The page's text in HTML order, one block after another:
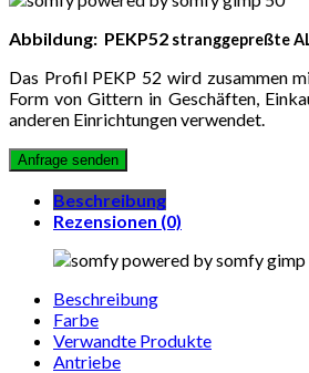
Abbildung: PEKP52 stranggepreßte
Das Profil PEKP 52 wird zusammen
Form von Gittern in Geschäften,
anderen Einrichtungen verwendet.
Beschreibung
Rezensionen (0)
Beschreibung
Farbe
Verwandte Produkte
Antriebe